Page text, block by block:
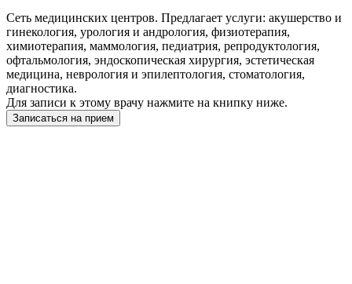
Сеть медицинских центров. Предлагает услуги: акушерство и
гинекология, урология и андрология, физиотерапия,
химиотерапия, маммология, педиатрия, репродуктология,
офтальмология, эндоскопическая хирургия, эстетическая
медицина, неврология и эпилептология, стоматология,
диагностика.
Для записи к этому врачу нажмите на книпку ниже.
Записаться на прием